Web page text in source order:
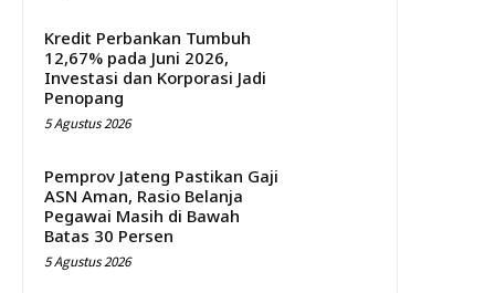
Kredit Perbankan Tumbuh
12,67% pada Juni 2026,
Investasi dan Korporasi Jadi
Penopang
5 Agustus 2026
Pemprov Jateng Pastikan Gaji
ASN Aman, Rasio Belanja
Pegawai Masih di Bawah
Batas 30 Persen
5 Agustus 2026